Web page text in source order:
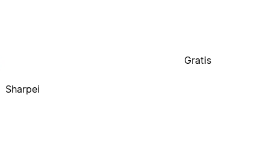
Sharpei
Gratis